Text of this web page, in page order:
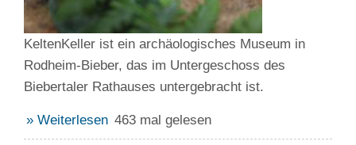
KeltenKeller ist ein archäologisches Museum in
Rodheim-Bieber, das im Untergeschoss des
Biebertaler Rathauses untergebracht ist.
» Weiterlesen 463 mal gelesen